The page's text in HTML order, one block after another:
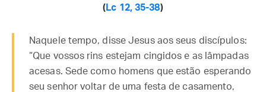
( Lc 12, 35-38)
Naquele tempo, disse Jesus aos seus discípulos:
“Que vossos rins estejam cingidos e as lâmpadas
acesas. Sede como homens que estão esperando
seu senhor voltar de uma festa de casamento,